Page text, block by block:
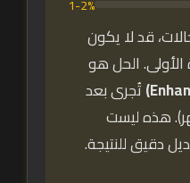
قد لا يكون
الأولى. الحل هو
تُجرى بعد
(3-6 أشهر). هذه ليست
دقيق للنتيجة.